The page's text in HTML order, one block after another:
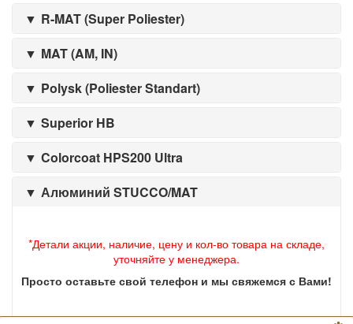
R-MAT (Super Poliester)
MAT (AM, IN)
Polysk (Poliester Standart)
Superior HB
Colorcoat HPS200 Ultra
Алюминий STUCCO/MAT
*Детали акции, наличие, цену и кол-во товара на складе,
уточняйте у менеджера.
Просто оставьте свой телефон и мы свяжемся с Вами!